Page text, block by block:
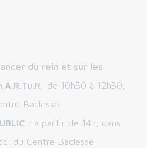
du rein et sur les
: de 10h30 à 12h30,
Baclesse
: à partir de 14h, dans
du Centre Baclesse